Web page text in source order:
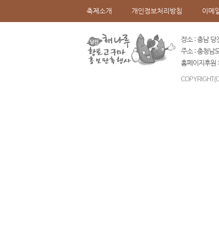
축제소개 개인정보처리방침 이메
장소 : 충남 당
주소 : 충청남
홈페이지후원